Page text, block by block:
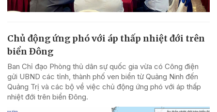
Chủ động ứng phó với áp thấp nhiệt đới trên
biển Đông
Ban Chỉ đạo Phòng thủ dân sự quốc gia vừa có Công điện
gửi UBND các tỉnh, thành phố ven biển từ Quảng Ninh đến
Quảng Trị và các bộ về việc chủ động ứng phó với áp thấp
nhiệt đới trên biển Đông.